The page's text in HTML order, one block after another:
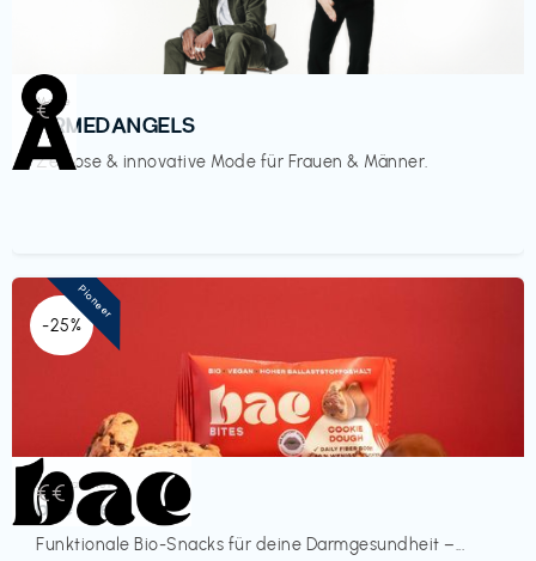
Mode
ARMEDANGELS
Zeitlose & innovative Mode für Frauen & Männer.
€‎
-25%
Lebensmittel
bae Treat
Funktionale Bio-Snacks für deine Darmgesundheit –...
€€‎
Pioneer